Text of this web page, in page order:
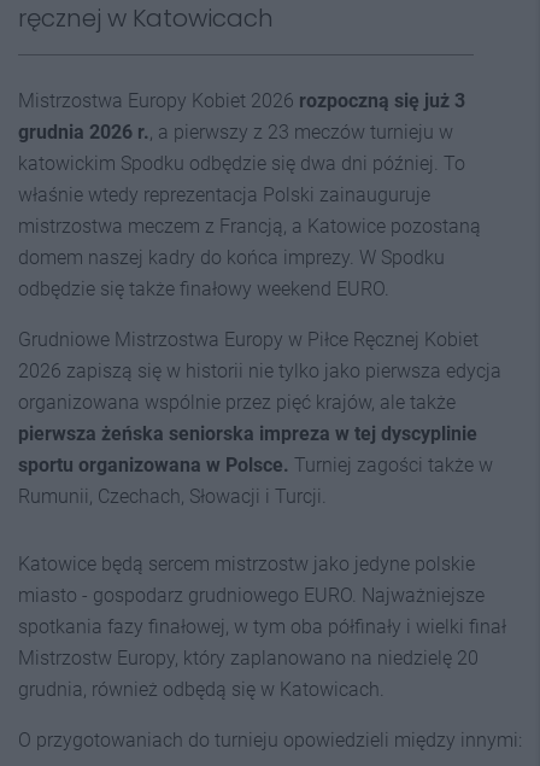
ręcznej w Katowicach
Mistrzostwa Europy Kobiet 2026 rozpoczną się już 3
grudnia 2026 r., a pierwszy z 23 meczów turnieju w
katowickim Spodku odbędzie się dwa dni później. To
właśnie wtedy reprezentacja Polski zainauguruje
mistrzostwa meczem z Francją, a Katowice pozostaną
domem naszej kadry do końca imprezy. W Spodku
odbędzie się także finałowy weekend EURO.
Grudniowe Mistrzostwa Europy w Piłce Ręcznej Kobiet
2026 zapiszą się w historii nie tylko jako pierwsza edycja
organizowana wspólnie przez pięć krajów, ale także
pierwsza żeńska seniorska impreza w tej dyscyplinie
sportu organizowana w Polsce. Turniej zagości także w
Rumunii, Czechach, Słowacji i Turcji.
Katowice będą sercem mistrzostw jako jedyne polskie
miasto - gospodarz grudniowego EURO. Najważniejsze
spotkania fazy finałowej, w tym oba półfinały i wielki finał
Mistrzostw Europy, który zaplanowano na niedzielę 20
grudnia, również odbędą się w Katowicach.
O przygotowaniach do turnieju opowiedzieli między innymi: